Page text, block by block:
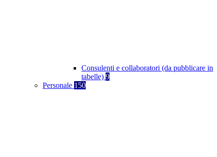
Consulenti e collaboratori (da pubblicare in
tabelle) 9
Personale 150